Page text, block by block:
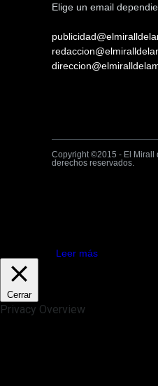
Elige un email
Copyright ©2015 - El Mirall
derechos reservados.
Leer más
Cerrar
Privacy Overview